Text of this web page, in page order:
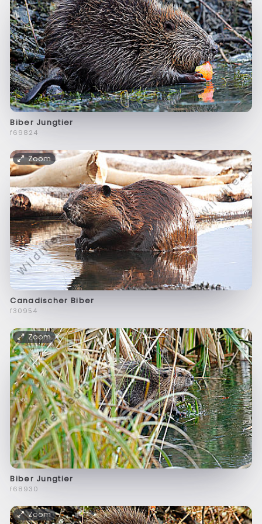
Biber Jungtier
f69824
Zoom
Canadischer Biber
f30954
Zoom
Biber Jungtier
f68930
Zoom